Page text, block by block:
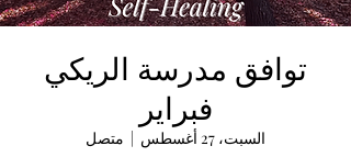
توافق مدرسة الريكي
فبراير
السبت، 27 أغسطس
  |
متصل